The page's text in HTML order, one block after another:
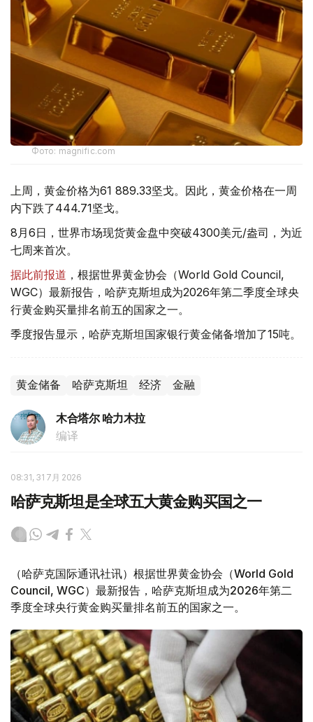
Фото: magnific.com
上周，黄金价格为61 889.33坚戈。因此，黄金价格在一周
内下跌了444.71坚戈。
8月6日，世界市场现货黄金盘中突破4300美元/盎司，为近
七周来首次。
据此前报道 ，根据世界黄金协会（World Gold Council,
WGC）最新报告，哈萨克斯坦成为2026年第二季度全球央
行黄金购买量排名前五的国家之一。
季度报告显示，哈萨克斯坦国家银行黄金储备增加了15吨。
黄金储备 哈萨克斯坦 经济 金融
木合塔尔 哈力木拉
编译
08:31, 31 7月 2026
哈萨克斯坦是全球五大黄金购买国之一
（哈萨克国际通讯社讯）根据世界黄金协会（World Gold
Council, WGC）最新报告，哈萨克斯坦成为2026年第二
季度全球央行黄金购买量排名前五的国家之一。